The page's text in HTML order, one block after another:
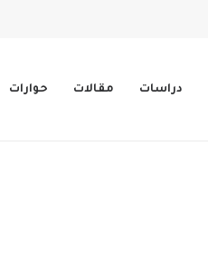
دراسات مقالات حوارات